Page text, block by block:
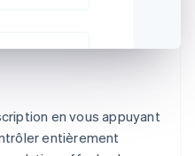
en vous appuyant
entièrement